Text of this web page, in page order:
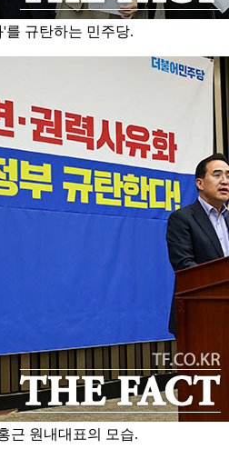
를 규탄하는 민주당.
근 원내대표의 모습.